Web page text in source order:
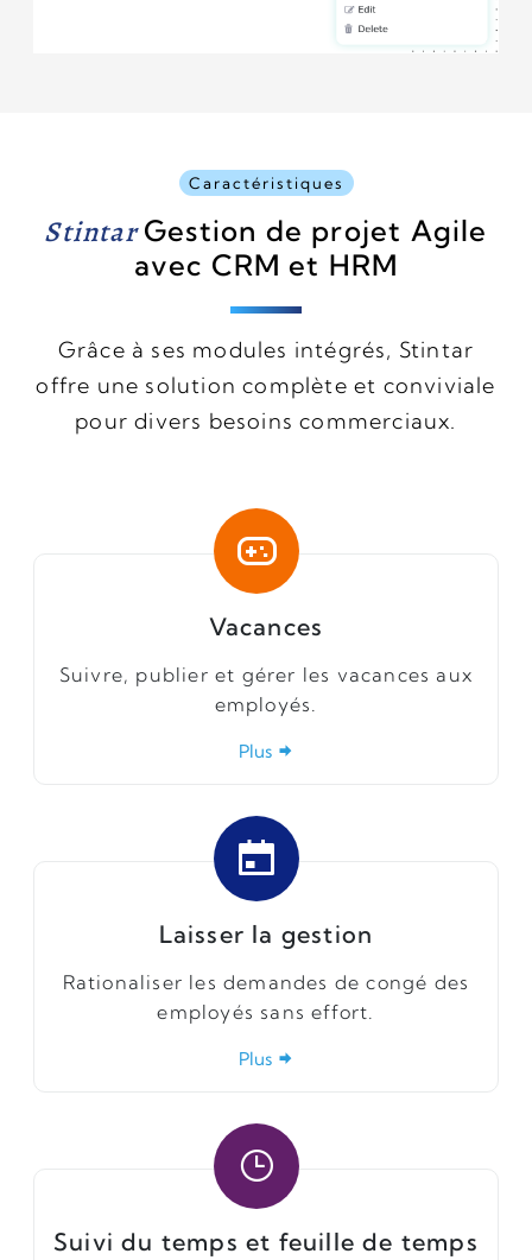
Caractéristiques
StintarGestion de projet Agile
avec CRM et HRM
Grâce à ses modules intégrés, Stintar
offre une solution complète et conviviale
pour divers besoins commerciaux.
Vacances
Suivre, publier et gérer les vacances aux
employés.
Plus
Laisser la gestion
Rationaliser les demandes de congé des
employés sans effort.
Plus
Suivi du temps et feuille de temps